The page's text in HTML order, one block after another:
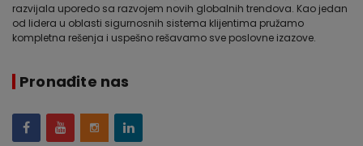
razvijala uporedo sa razvojem novih globalnih trendova. Kao jedan
od lidera u oblasti sigurnosnih sistema klijentima pružamo
kompletna rešenja i uspešno rešavamo sve poslovne izazove.
Pronađite nas